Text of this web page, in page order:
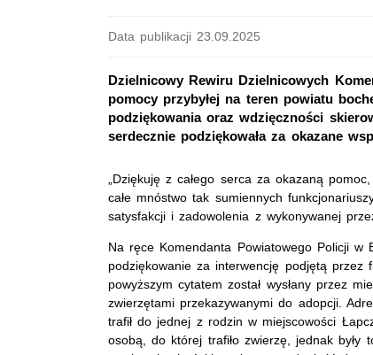
Data publikacji 23.09.2025
Dzielnicowy Rewiru Dzielnicowych
pomocy przybyłej na teren powiatu
podziękowania oraz wdzięczności
serdecznie podziękowała za okazane
„Dziękuję z całego serca za okazaną
całe mnóstwo tak sumiennych
satysfakcji i zadowolenia z wykonywanej
Na ręce Komendanta Powiatowego Policji w
podziękowanie za interwencję podjętą przez
powyższym cytatem został wysłany przez
zwierzętami przekazywanymi do adopcji.
trafił do jednej z rodzin w miejscowości
osobą, do której trafiło zwierzę, jednak były